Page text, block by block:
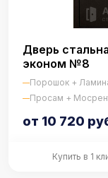
Дверь
эконом №8
Порошок +
Просам +
от 10 720
Купить в 1